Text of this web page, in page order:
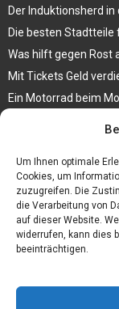
Um Ihnen optimale
Cookies, um
zuzugreifen. Die
die Verarbeitung von
auf dieser Website.
widerrufen, kann dies
beeinträchtigen.
Der Induktionsherd
Die besten Stadtteile
Was hilft gegen Rost
Mit Tickets Geld
Ein Motorrad beim
Vegane Mode. Wie